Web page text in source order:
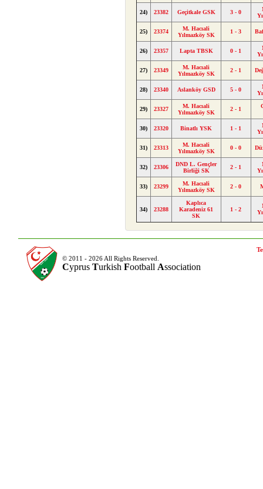
24) 23382 Geçitkale GSK 3 - 0
25) 23374
M. Hacıali
Yılmazköy SK
1 - 3
26) 23357 Lapta TBSK 0 - 1
27) 23349
M. Hacıali
Yılmazköy SK
2 - 1
28) 23340 Aslanköy GSD 5 - 0
29) 23327
M. Hacıali
Yılmazköy SK
2 - 1
30) 23320 Binatlı YSK 1 - 1
31) 23313
M. Hacıali
Yılmazköy SK
0 - 0
32) 23306
DND L. Gençler
Birliği SK
2 - 1
33) 23299
M. Hacıali
Yılmazköy SK
2 - 0
34) 23288
Kaplıca
Karadeniz 61
SK
1 - 2
© 2011 - 2026 All Rights Reserved.
Cyprus Turkish Football Association